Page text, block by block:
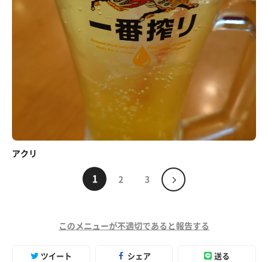
アクリ
1 2 3
このメニューが不適切であると報告する
ツイート シェア 送る